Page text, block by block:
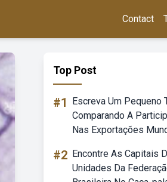
Contact
Top Post
#1
Escreva Um Pequeno
Comparando A
Nas Exportações
#2 Encontre As Capitais
Unidades Da